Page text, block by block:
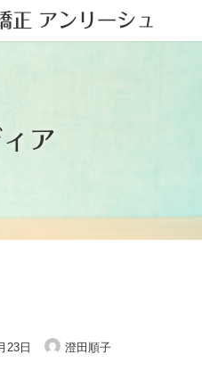
正 アンリーシュ
ア
23日 澄田順子